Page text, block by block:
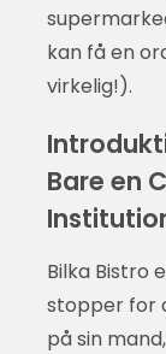
kan få en
virkelig!).
Bare en
Bilka Bistro
stopper for
på sin